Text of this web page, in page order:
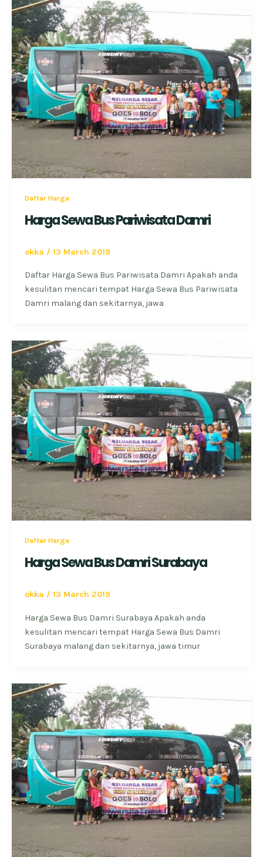
Daftar Harga
Harga Sewa Bus Pariwisata Damri
okka / 13 March 2019
Daftar Harga Sewa Bus Pariwisata Damri Apakah anda
kesulitan mencari tempat Harga Sewa Bus Pariwisata
Damri malang dan sekitarnya, jawa
Daftar Harga
Harga Sewa Bus Damri Surabaya
okka / 13 March 2019
Harga Sewa Bus Damri Surabaya Apakah anda
kesulitan mencari tempat Harga Sewa Bus Damri
Surabaya malang dan sekitarnya, jawa timur